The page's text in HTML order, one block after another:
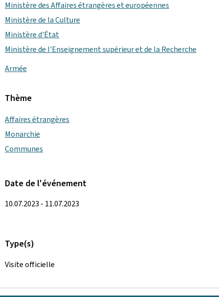
Ministère des Affaires étrangères et européennes
Ministère de la Culture
Ministère d'État
Ministère de l'Enseignement supérieur et de la Recherche
Armée
Thème
Affaires étrangères
Monarchie
Communes
Date de l'événement
10.07.2023 - 11.07.2023
Type(s)
Visite officielle